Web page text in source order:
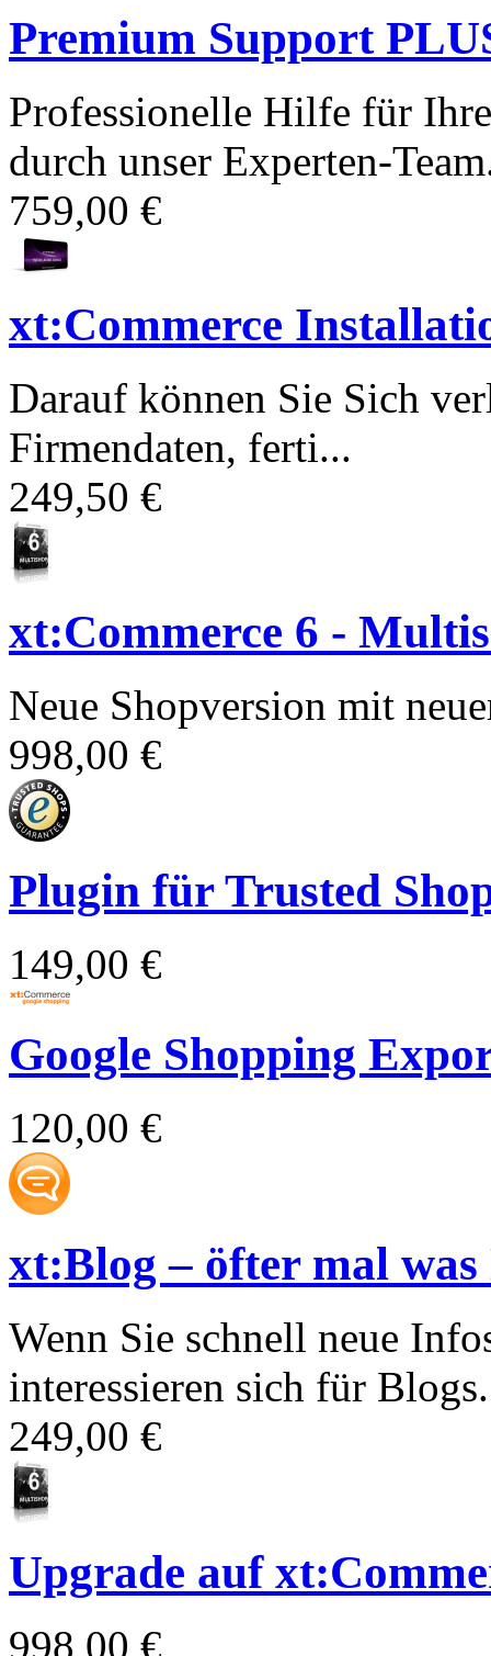
Premium Support
Professionelle Hilfe für
durch unser Experten-
759,00 €
xt:Commerce
Darauf können Sie Sich
Firmendaten, ferti...
249,50 €
xt:Commerce 6 -
Neue Shopversion mit
998,00 €
Plugin für Trusted
149,00 €
Google Shopping
120,00 €
xt:Blog – öfter mal was
Wenn Sie schnell neue
interessieren sich für
249,00 €
Upgrade auf
998,00 €